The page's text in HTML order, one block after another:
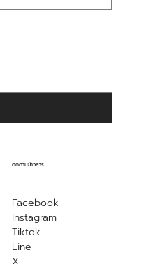
Facebook
Instagram
Tiktok
Line
ติดตามข่าวสาร